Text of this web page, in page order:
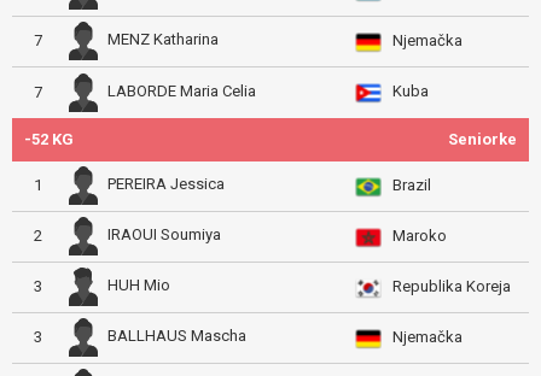
7 MENZ Katharina Njemačka
7 LABORDE Maria Celia Kuba
-52 KG Seniorke
1 PEREIRA Jessica Brazil
2 IRAOUI Soumiya Maroko
3 HUH Mio Republika Koreja
3 BALLHAUS Mascha Njemačka